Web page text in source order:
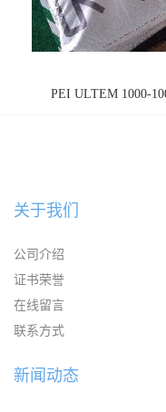
PEI ULTEM 1000-
关于我们
公司介绍
证书荣誉
在线留言
联系方式
新闻动态